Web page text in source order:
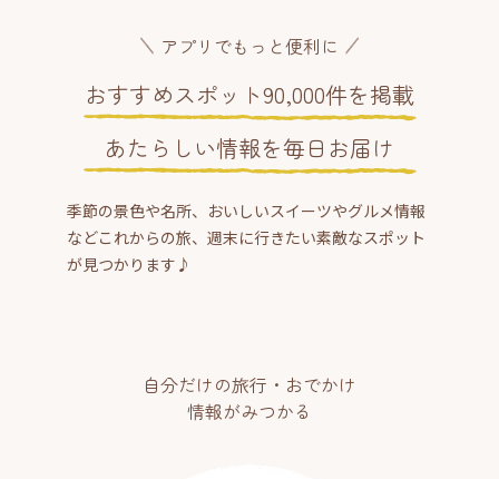
アプリでもっと便利に
おすすめスポット90,000件を掲載
あたらしい情報を毎日お届け
季節の景色や名所、おいしいスイーツやグルメ情報
などこれからの旅、週末に行きたい素敵なスポット
が見つかります♪
自分だけの旅行・おでかけ
情報がみつかる